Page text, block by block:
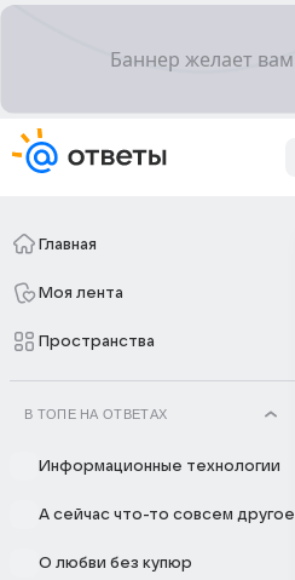
Главная
Моя лента
Пространства
В ТОПЕ НА ОТВЕТАХ
Информационные технологии
А сейчас что-то совсем другое
О любви без купюр